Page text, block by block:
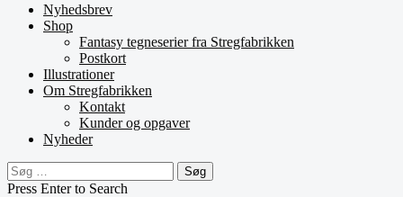
Nyhedsbrev
Shop
Fantasy tegneserier fra Stregfabrikken
Postkort
Illustrationer
Om Stregfabrikken
Kontakt
Kunder og opgaver
Nyheder
Søg
efter:
Press Enter to Search